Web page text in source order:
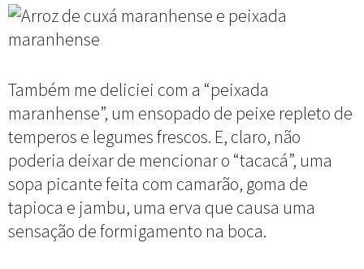
Também me deliciei com a “peixada
maranhense”, um ensopado de peixe repleto de
temperos e legumes frescos. E, claro, não
poderia deixar de mencionar o “tacacá”, uma
sopa picante feita com camarão, goma de
tapioca e jambu, uma erva que causa uma
sensação de formigamento na boca.